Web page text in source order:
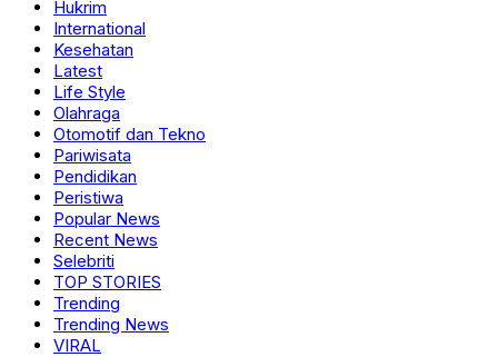
Hukrim
International
Kesehatan
Latest
Life Style
Olahraga
Otomotif dan Tekno
Pariwisata
Pendidikan
Peristiwa
Popular News
Recent News
Selebriti
TOP STORIES
Trending
Trending News
VIRAL